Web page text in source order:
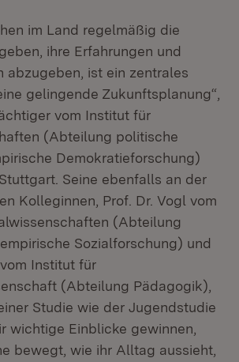
im Land regelmäßig die
ihre Erfahrungen und
abzugeben, ist ein zentrales
gelingende Zukunftsplanung“,
vom Institut für
(Abteilung politische
Demokratieforschung)
Seine ebenfalls an der
Kolleginnen, Prof. Dr. Vogl vom
(Abteilung
Sozialforschung) und
Institut für
(Abteilung Pädagogik),
Studie wie der Jugendstudie
wichtige Einblicke gewinnen,
bewegt, wie ihr Alltag aussieht,